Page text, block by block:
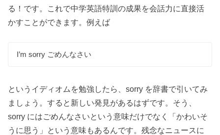
る！です。これで中学英語特訓の成果を会話力に直接活
かすことができます。例えば
I’m sorry ごめんなさい
というイディオムを勉強したら、sorry を辞書で引いてみ
ましょう。すると新しい発見があるはずです。そう、
sorry にはごめんなさいという意味だけでなく「かわいそ
うに思う」という意味もあるんです。残念なニュースに